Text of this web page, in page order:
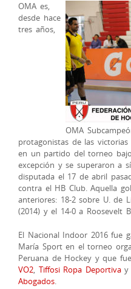
OMA
OMA es,
desde hace
tres años,
protagonistas de las
en un partido del torneo
excepción y se superaron a
disputada el 17 de abril
contra el HB Club. Aquella
anteriores: 18-2 sobre U. de
(2014) y el 14-0 a Roosevelt
El Nacional Indoor 2016 fue
María Sport en el torneo
Peruana de Hockey y que
VO2, Tiffosi Ropa Deportiva
Abogados.